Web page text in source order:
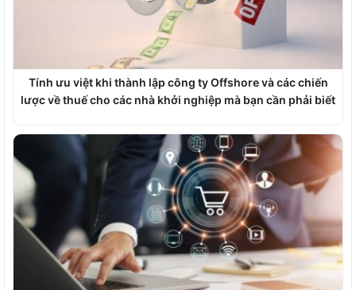
Tính ưu việt khi thành lập công ty Offshore và các chiến
lược về thuế cho các nhà khởi nghiệp mà bạn cần phải biết